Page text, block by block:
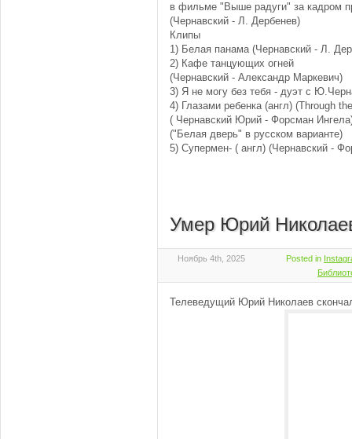
в фильме "Выше радуги" за кадром
(Чернавский - Л. Дербенев)
Клипы
1) Белая панама (Чернавский - Л.
2) Кафе танцующих огней
(Чернавский - Александр Маркевич)
3) Я не могу без тебя - дуэт с
4) Глазами ребенка (англ) (Through
( Чернавский Юрий - Форсман
("Белая дверь" в русском варианте)
5) Супермен- ( англ) (Чернавский -
Умер Юрий
Ноябрь 4th, 2025 Posted in
Телеведущий Юрий Николаев